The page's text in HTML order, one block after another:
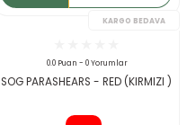
0.0 Puan - 0 Yorumlar
SOG PARASHEARS - RED (KIRMIZI )